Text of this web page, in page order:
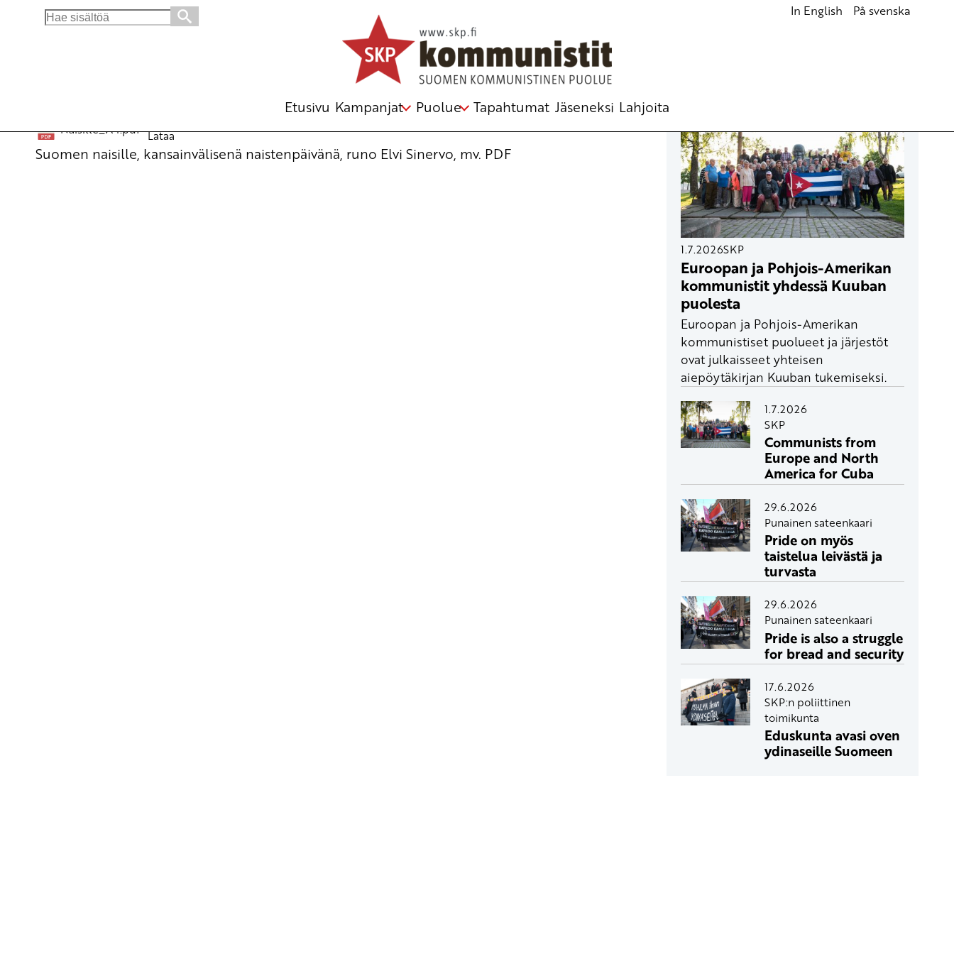
Search
In English På svenska
Etusivu Kampanjat Puolue Tapahtumat Jäseneksi Lahjoita
Naisille_A4.pdf Lataa
Suomen naisille, kansainvälisenä naistenpäivänä, runo Elvi Sinervo, mv. PDF
1.7.2026SKP
Euroopan ja Pohjois-Amerikan
kommunistit yhdessä Kuuban
puolesta
Euroopan ja Pohjois-Amerikan
kommunistiset puolueet ja järjestöt
ovat julkaisseet yhteisen
aiepöytäkirjan Kuuban tukemiseksi.
1.7.2026
SKP
Communists from
Europe and North
America for Cuba
29.6.2026
Punainen sateenkaari
Pride on myös
taistelua leivästä ja
turvasta
29.6.2026
Punainen sateenkaari
Pride is also a struggle
for bread and security
17.6.2026
SKP:n poliittinen
toimikunta
Eduskunta avasi oven
ydinaseille Suomeen